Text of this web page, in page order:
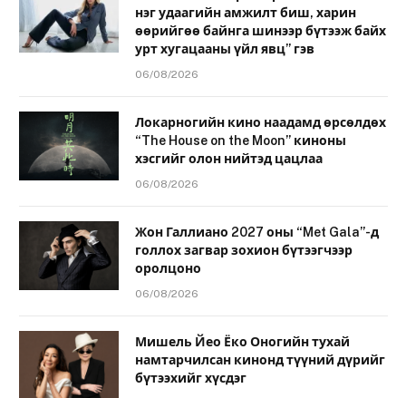
нэг удаагийн амжилт биш, харин
өөрийгөө байнга шинээр бүтээж байх
урт хугацааны үйл явц” гэв
06/08/2026
Локарногийн кино наадамд өрсөлдөх
“The House on the Moon” киноны
хэсгийг олон нийтэд цацлаа
06/08/2026
Жон Галлиано 2027 оны “Met Gala”-д
голлох загвар зохион бүтээгчээр
оролцоно
06/08/2026
Мишель Йео Ёко Оногийн тухай
намтарчилсан кинонд түүний дүрийг
бүтээхийг хүсдэг